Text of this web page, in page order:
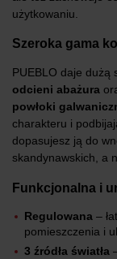
użytkowaniu.
Szeroka gama
PUEBLO daje dużą
odcieni abażura
powłoki
charakteru i
dopasujesz ją do
skandynawskich, a
Funkcjonalna i
Regulowana –
pomieszczenia i
3 źródła światła